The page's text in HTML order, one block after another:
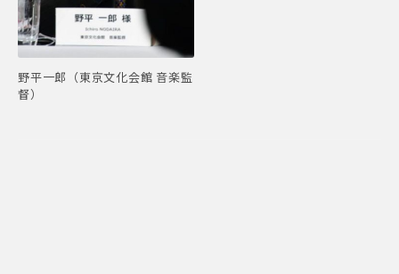
野平一郎（東京文化会館 音楽監
督）